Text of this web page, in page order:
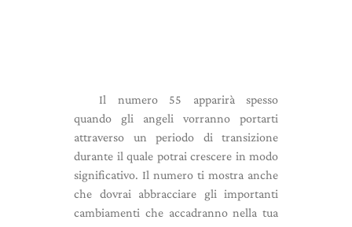
Il numero 55 apparirà spesso
quando gli angeli vorranno portarti
attraverso un periodo di transizione
durante il quale potrai crescere in modo
significativo. Il numero ti mostra anche
che dovrai abbracciare gli importanti
cambiamenti che accadranno nella tua